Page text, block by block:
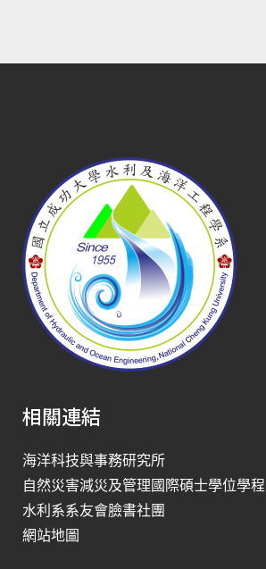
相關連結
海洋科技與事務研究所
自然災害減災及管理國際碩士學位學程
水利系系友會臉書社團
網站地圖